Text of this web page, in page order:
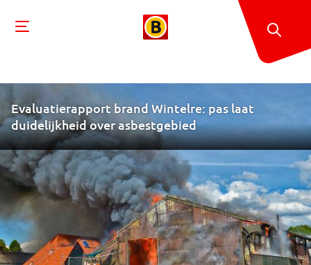
Evaluatierapport brand Wintelre: pas laat
duidelijkheid over asbestgebied